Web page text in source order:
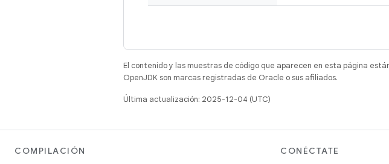
El contenido y las muestras de código que aparecen en esta página
OpenJDK son marcas registradas de Oracle o sus afiliados.
Última actualización: 2025-12-04 (UTC)
COMPILACIÓN CONÉCTATE